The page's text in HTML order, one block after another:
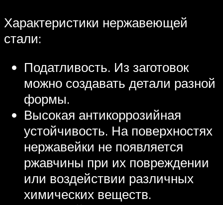
Характеристики нержавеющей
стали:
Податливость. Из заготовок
можно создавать детали разной
формы.
Высокая антикоррозийная
устойчивость. На поверхностях
нержавейки не появляется
ржавчины при их повреждении
или воздействии различных
химических веществ.